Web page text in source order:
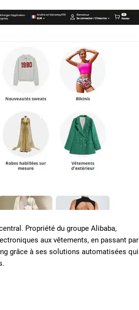
Propriété du groupe Alibaba,
aux vêtements, en passant par
grâce à ses solutions automatisées qui